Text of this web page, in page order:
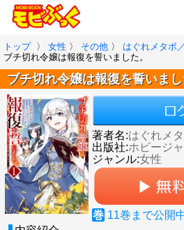
トップ 〉 女性 〉 その他 〉 はぐれメタボ
ブチ切れ令嬢は報復を誓いました。
ブチ切れ令嬢は報復を誓いまし
著者名:はぐれメ
出版社:ホビージ
ジャンル:女性
巻 11巻まで公開